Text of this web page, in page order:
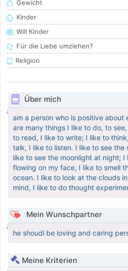
Gewicht
Kinder
Will Kinder
Für die Liebe umziehen?
Religion
Über mich
am a person who is positive
are many things I like to do, to
to read, I like to write; I like to
talk, I like to listen. I like to see the
like to see the moonlight at night; I
flowing on my face, I like to smell
ocean. I like to look at the clouds
mind, I like to do thought
Mein Wunschpartner
he shoudl be loving and caring
Meine Kriterien